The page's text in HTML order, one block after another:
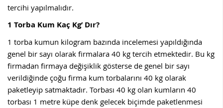
tercihi yapılmalıdır.
1 Torba Kum Kaç Kg’ Dır?
1 torba kumun kilogram bazında incelemesi yapıldığında
genel bir sayı olarak firmalara 40 kg tercih etmektedir. Bu kg
firmadan firmaya değişiklik gösterse de genel bir sayı
verildiğinde çoğu firma kum torbalarını 40 kg olarak
paketleyip satmaktadır. Torbası 40 kg olan kumların 40
torbası 1 metre küpe denk gelecek biçimde paketlenmesi